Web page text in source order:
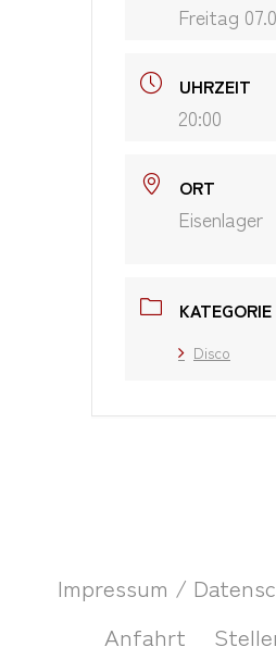
Freitag
UHRZEIT
20:00
ORT
Eisenlager
KATEGORIE
Disco
Impressum /
Anfahrt